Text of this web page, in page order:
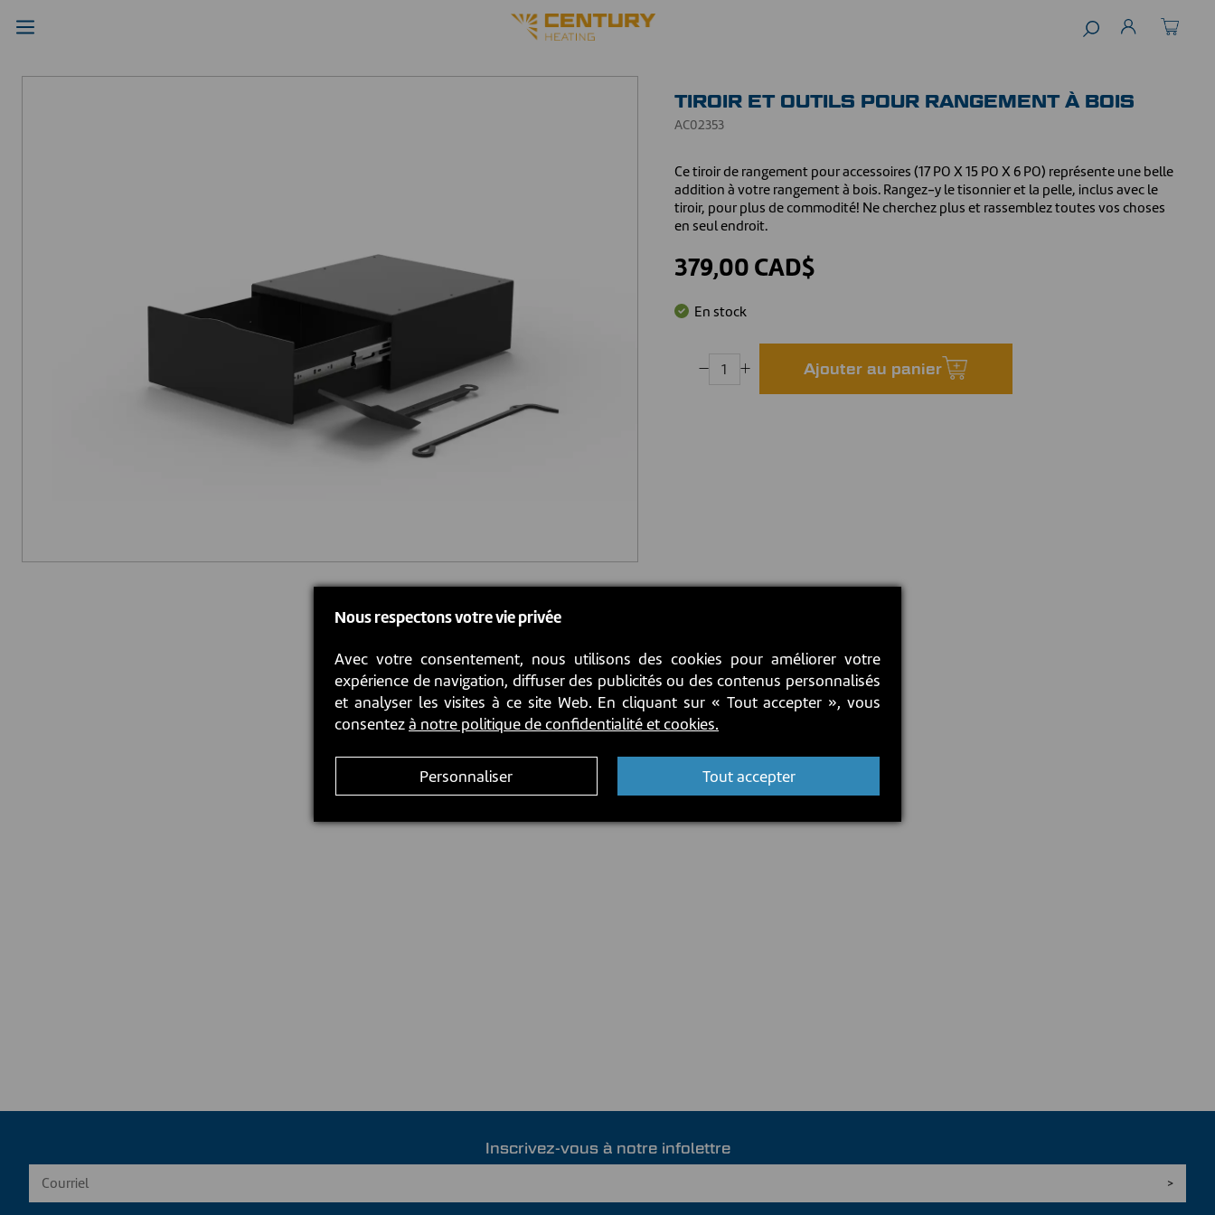
TIROIR ET OUTILS POUR RANGEMENT À BOIS
AC02353
Ce tiroir de rangement pour accessoires (17 PO X 15 PO X 6 PO) représente une belle
addition à votre rangement à bois. Rangez-y le tisonnier et la pelle, inclus avec le
tiroir, pour plus de commodité! Ne cherchez plus et rassemblez toutes vos choses
en seul endroit.
379,00 CAD$
En stock
Ajouter au panier
Inscrivez-vous à notre infolettre
Nous respectons votre vie privée
Avec votre consentement, nous utilisons des cookies pour améliorer votre
expérience de navigation, diffuser des publicités ou des contenus personnalisés
et analyser les visites à ce site Web. En cliquant sur « Tout accepter », vous
consentezà notre politique de confidentialité et cookies.
Personnaliser Tout accepter